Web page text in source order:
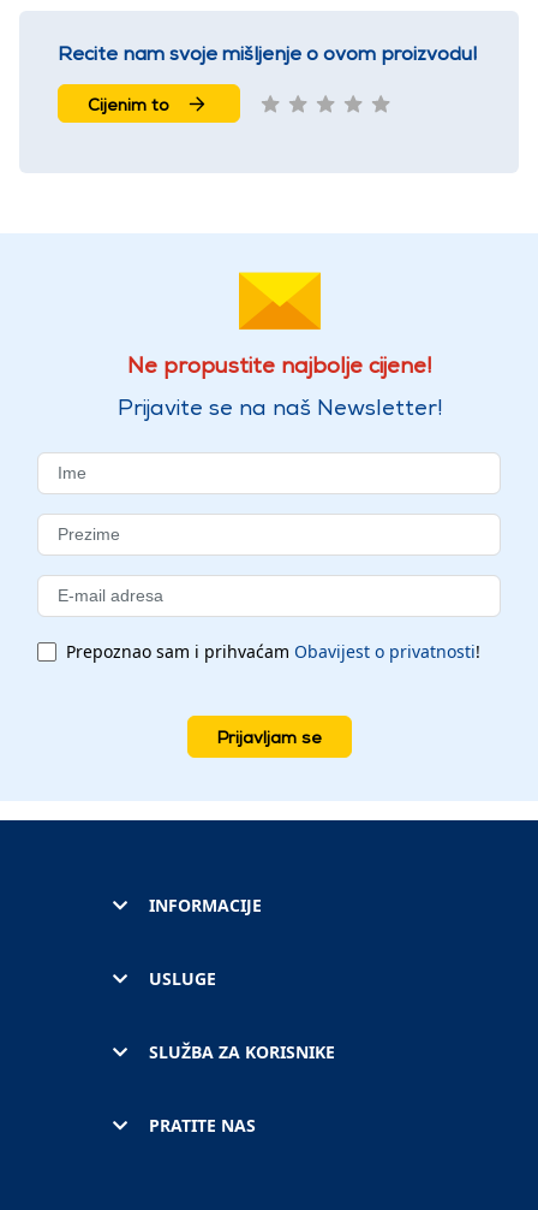
Recite nam svoje mišljenje o ovom proizvodu!
Cijenim to
Ne propustite najbolje cijene!
Prijavite se na naš Newsletter!
Prepoznao sam i prihvaćam Obavijest o privatnosti!
Prijavljam se
INFORMACIJE
USLUGE
SLUŽBA ZA KORISNIKE
PRATITE NAS